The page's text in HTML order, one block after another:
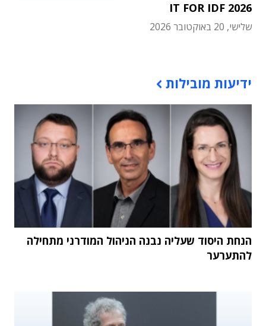
IT FOR IDF 2026
שלישי, 20 באוקטובר 2026
ידיעות מובילות
הנחת היסוד שעליה נבנה הניהול המודרני מתחילה
להתערער